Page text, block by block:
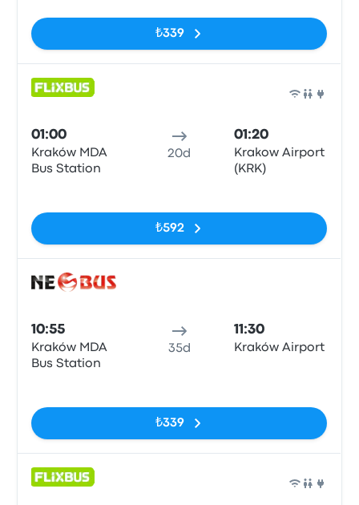
₺339
01:00
Kraków MDA
Bus Station
20d
01:20
Krakow Airport
(KRK)
₺592
10:55
Kraków MDA
Bus Station
35d
11:30
Kraków Airport
₺339